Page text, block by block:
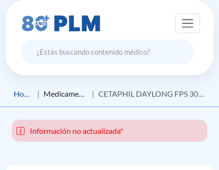
Home Medicamento CETAPHIL DAYLONG FPS 30 GEL FLUÍDO FACIAL
Información no actualizada*